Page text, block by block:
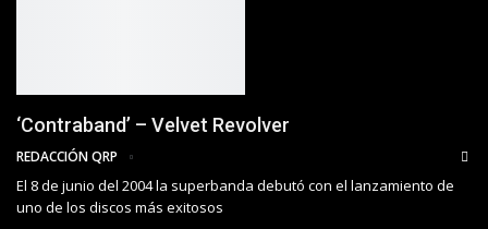
‘Contraband’ – Velvet Revolver
REDACCIÓN QRP
El 8 de junio del 2004 la superbanda debutó con el lanzamiento de
uno de los discos más exitosos